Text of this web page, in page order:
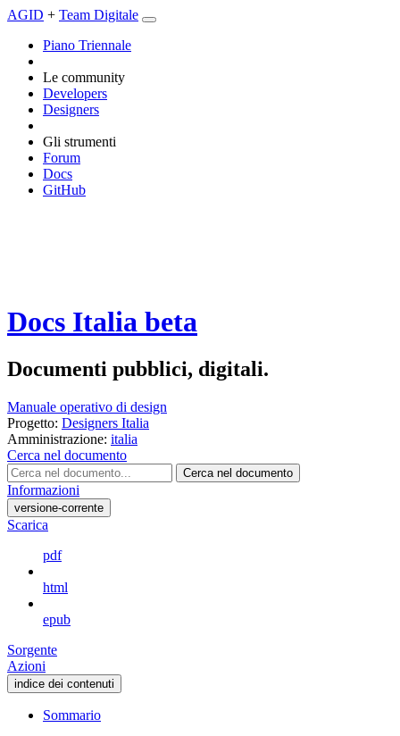
AGID + Team Digitale
Piano Triennale
Le community
Developers
Designers
Gli strumenti
Forum
Docs
GitHub
Docs Italia beta
Documenti pubblici, digitali.
Manuale operativo di design
Progetto: Designers Italia
Amministrazione: italia
Cerca nel documento
Cerca nel documento
Informazioni
versione-corrente
Scarica
pdf
html
epub
Sorgente
Azioni
indice dei contenuti
Sommario